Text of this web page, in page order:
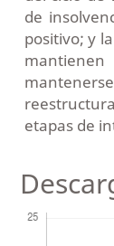
de
positivo; y
etapas de